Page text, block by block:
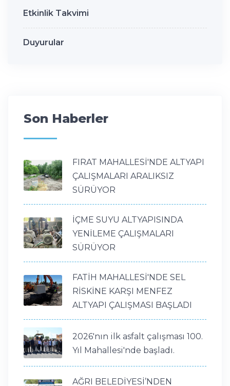
Etkinlik Takvimi
Duyurular
Son Haberler
FIRAT MAHALLESİ'NDE ALTYAPI
ÇALIŞMALARI ARALIKSIZ
SÜRÜYOR
İÇME SUYU ALTYAPISINDA
YENİLEME ÇALIŞMALARI
SÜRÜYOR
FATİH MAHALLESİ'NDE SEL
RİSKİNE KARŞI MENFEZ
ALTYAPI ÇALIŞMASI BAŞLADI
2026'nın ilk asfalt çalışması 100.
Yıl Mahallesi'nde başladı.
AĞRI BELEDİYESİ’NDEN